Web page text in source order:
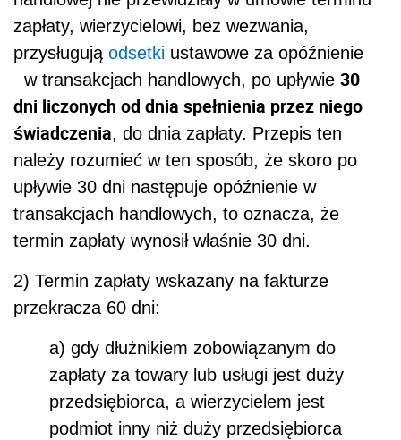
zapłaty, wierzycielowi, bez wezwania,
przysługują odsetki ustawowe za opóźnienie
w transakcjach handlowych, po upływie 30
dni liczonych od dnia spełnienia przez niego
świadczenia, do dnia zapłaty. Przepis ten
należy rozumieć w ten sposób, że skoro po
upływie 30 dni następuje opóźnienie w
transakcjach handlowych, to oznacza, że
termin zapłaty wynosił właśnie 30 dni.
2) Termin zapłaty wskazany na fakturze
przekracza 60 dni:
a) gdy dłużnikiem zobowiązanym do
zapłaty za towary lub usługi jest duży
przedsiębiorca, a wierzycielem jest
podmiot inny niż duży przedsiębiorca